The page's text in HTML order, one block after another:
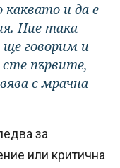
каквато и да е
Ние така
говорим и
първите,
с мрачна
за
или критична